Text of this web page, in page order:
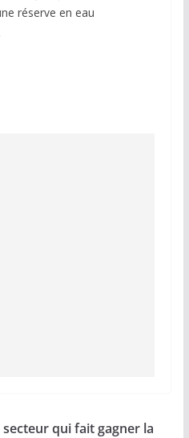
réserve en eau
qui fait gagner la